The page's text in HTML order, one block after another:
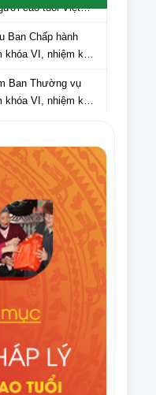
tỉnh, thành phố lấy
tỉnh, thành phố đối
Người cao tuổi
2026-2031
VI, nhiệm kỳ
VI, nhiệm kỳ
(1/10) và Tháng
2025
tuổi quốc gia lần
14/8/2025 của Ban
Việt Nam về việc
nhân dân Cuba
06/8/2025 của Ban
Việt Nam về việc
rộng câu lạc bộ
2035.
Đề án nhân rộng
ngày 31/7/2025 của
NCT Việt Nam về
trung cao tuổi
8/7/2025 của Ban